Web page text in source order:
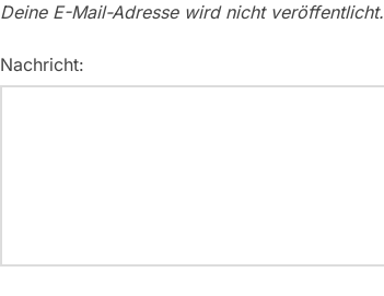
Deine E-Mail-Adresse wird nicht veröffentlicht.
Nachricht: